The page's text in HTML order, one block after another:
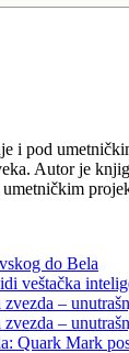
i pod
Autor je
do Bela
veštačka
–
–
Quark Mark